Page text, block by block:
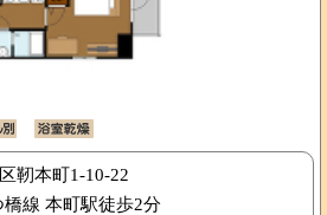
靭本町1-10-22
橋線 本町駅徒歩2分